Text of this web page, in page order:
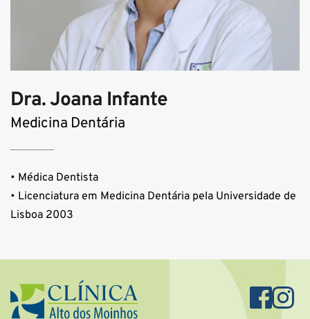
Dra. Joana Infante
Medicina Dentária
• Médica Dentista
• Licenciatura em Medicina Dentária pela Universidade de
Lisboa 2003